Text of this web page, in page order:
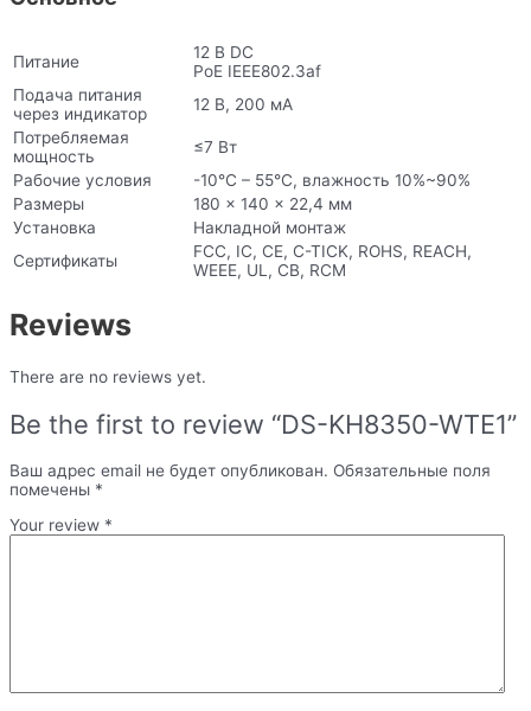
Питание
12 В DC
PoE IEEE802.3af
Подача питания
через индикатор
12 В, 200 мА
Потребляемая
мощность
≤7 Вт
Рабочие условия
-10°C – 55°C, влажность 10%~90%
Размеры
180 × 140 x 22,4 мм
Установка
Накладной монтаж
Сертификаты
FCC, IC, CE, C-TICK, ROHS, REACH,
WEEE, UL, CB, RCM
Reviews
There are no reviews yet.
Be the first to review “DS-KH8350-WTE1”
Ваш адрес email не будет опубликован. Обязательные поля
помечены *
Your review *